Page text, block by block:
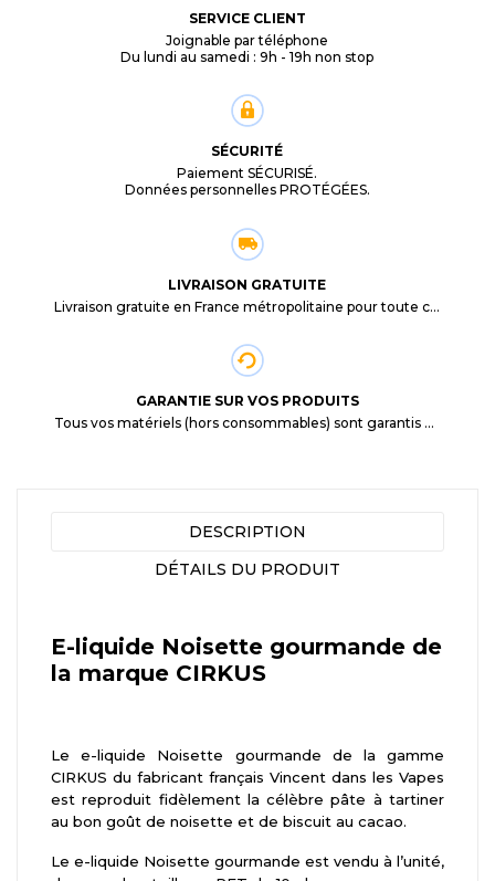
SERVICE CLIENT
Joignable par téléphone
Du lundi au samedi : 9h - 19h non stop
SÉCURITÉ
Paiement SÉCURISÉ.
Données personnelles PROTÉGÉES.
LIVRAISON GRATUITE
Livraison gratuite en France métropolitaine pour toute commande supérieure à 29,90€.
GARANTIE SUR VOS PRODUITS
Tous vos matériels (hors consommables) sont garantis 3 mois à partir de la date d'achat
DESCRIPTION
DÉTAILS DU PRODUIT
E-liquide Noisette gourmande de
la marque CIRKUS
Le e-liquide Noisette gourmande de la gamme
CIRKUS du fabricant français Vincent dans les Vapes
est reproduit fidèlement la célèbre pâte à tartiner
au bon goût de noisette et de biscuit au cacao.
Le e-liquide Noisette gourmande est vendu à l’unité,